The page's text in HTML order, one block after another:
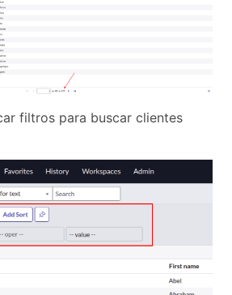
filtros para buscar clientes